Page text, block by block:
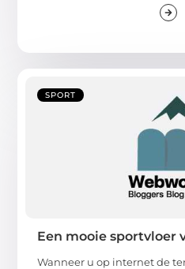
SPORT
Een mooie sportvloer
Wanneer u op internet de